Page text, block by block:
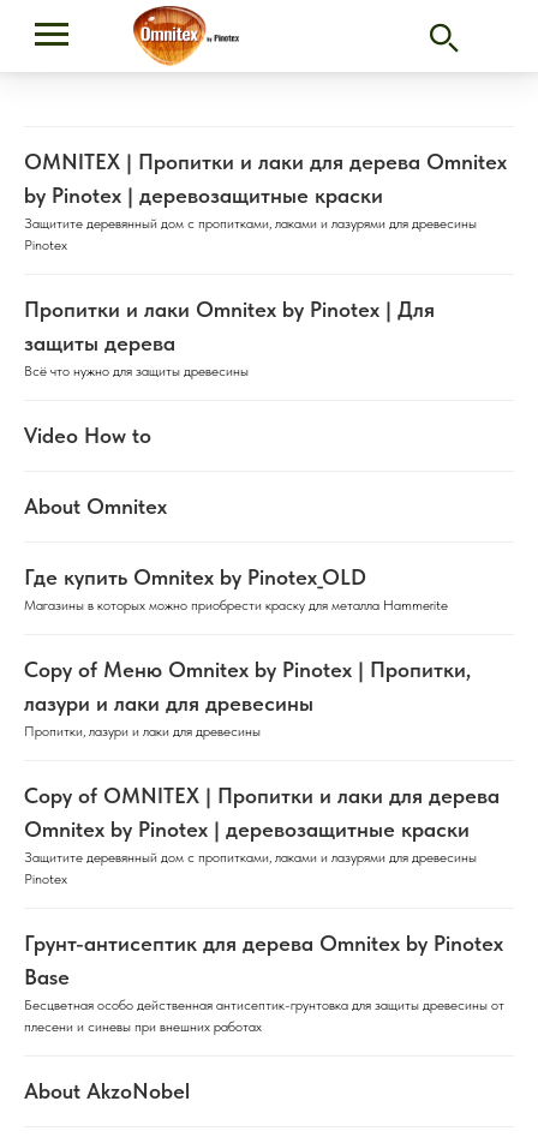
OMNITEX | Пропитки и лаки для дерева Omnitex
by Pinotex | деревозащитные краски
Защитите деревянный дом с пропитками, лаками и лазурями для древесины
Pinotex
Пропитки и лаки Omnitex by Pinotex | Для
защиты дерева
Всё что нужно для защиты древесины
Video How to
About Omnitex
Где купить Omnitex by Pinotex_OLD
Магазины в которых можно приобрести краску для металла Hammerite
Copy of Меню Omnitex by Pinotex | Пропитки,
лазури и лаки для древесины
Пропитки, лазури и лаки для древесины
Copy of OMNITEX | Пропитки и лаки для дерева
Omnitex by Pinotex | деревозащитные краски
Защитите деревянный дом с пропитками, лаками и лазурями для древесины
Pinotex
Грунт-антисептик для дерева Omnitex by Pinotex
Base
Бесцветная особо действенная антисептик-грунтовка для защиты древесины от
плесени и синевы при внешних работах
About AkzoNobel